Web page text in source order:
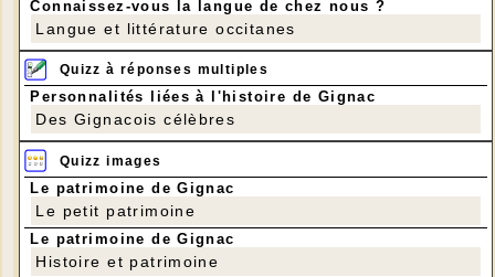
Connaissez-vous la langue de chez nous ?
Langue et littérature occitanes
Quizz à réponses multiples
Personnalités liées à l'histoire de Gignac
Des Gignacois célèbres
Quizz images
Le patrimoine de Gignac
Le petit patrimoine
Le patrimoine de Gignac
Histoire et patrimoine